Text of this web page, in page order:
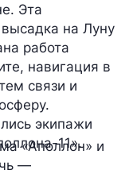
Эта
на Луну
работа
навигация в
связи и
экипажи
11».
«Аполлон» и
—